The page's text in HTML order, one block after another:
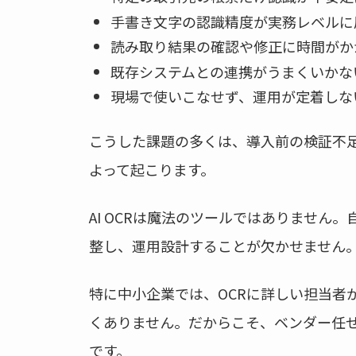
手書き文字の認識精度が実務レベル
読み取り結果の確認や修正に時間が
既存システムとの連携がうまくいか
現場で使いこなせず、運用が定着し
こうした課題の多くは、導入前の検証
よって起こります。
AI OCRは魔法のツールではありません
整し、運用設計することが欠かせません
特に中小企業では、OCRに詳しい担当
くありません。だからこそ、ベンダー
です。